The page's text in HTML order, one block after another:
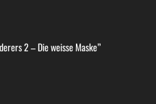
2 – Die weisse Maske”